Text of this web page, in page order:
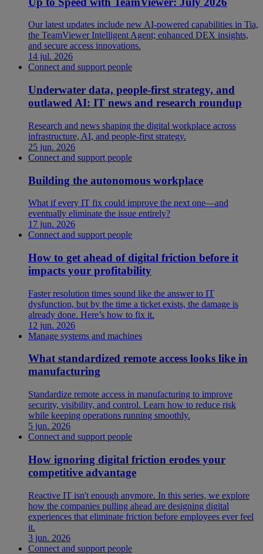
Our latest updates include new AI-powered capabilities in Tia,
the TeamViewer Intelligent Agent; enhanced DEX insights,
and secure access innovations.
14 jul. 2026
Connect and support people
Underwater data, people-first strategy, and
outlawed AI: IT news and research roundup
Research and news shaping the digital workplace across
infrastructure, AI, and people-first strategy.
25 jun. 2026
Connect and support people
Building the autonomous workplace
What if every IT fix could improve the next one—and
eventually eliminate the issue entirely?
17 jun. 2026
Connect and support people
How to get ahead of digital friction before it
impacts your profitability
Faster resolution times sound like the answer to IT
dysfunction, but by the time a ticket exists, the damage is
already done. Here’s how to fix it.
12 jun. 2026
Manage systems and machines
What standardized remote access looks like in
manufacturing
Standardize remote access in manufacturing to improve
security, visibility, and control. Learn how to reduce risk
while keeping operations running smoothly.
5 jun. 2026
Connect and support people
How ignoring digital friction erodes your
competitive advantage
Reactive IT isn't enough anymore. In this series, we explore
how the companies pulling ahead are designing digital
experiences that eliminate friction before employees ever feel
it.
3 jun. 2026
Connect and support people